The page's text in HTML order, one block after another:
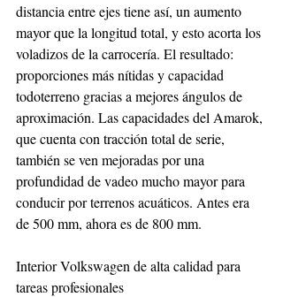
distancia entre ejes tiene así, un aumento
mayor que la longitud total, y esto acorta los
voladizos de la carrocería. El resultado:
proporciones más nítidas y capacidad
todoterreno gracias a mejores ángulos de
aproximación. Las capacidades del Amarok,
que cuenta con tracción total de serie,
también se ven mejoradas por una
profundidad de vadeo mucho mayor para
conducir por terrenos acuáticos. Antes era
de 500 mm, ahora es de 800 mm.
Interior Volkswagen de alta calidad para
tareas profesionales